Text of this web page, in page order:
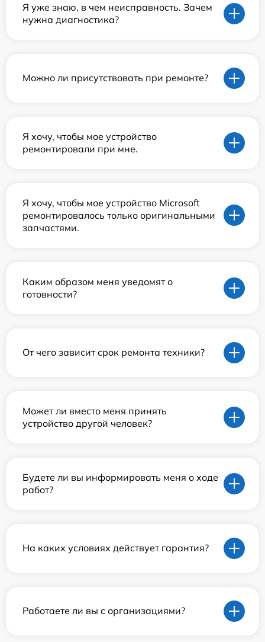
Я уже знаю, в чем неисправность. Зачем
нужна диагностика?
Можно ли присутствовать при ремонте?
Я хочу, чтобы мое устройство
ремонтировали при мне.
Я хочу, чтобы мое устройство Microsoft
ремонтировалось только оригинальными
запчастями.
Каким образом меня уведомят о
готовности?
От чего зависит срок ремонта техники?
Может ли вместо меня принять
устройство другой человек?
Будете ли вы информировать меня о ходе
работ?
На каких условиях действует гарантия?
Работаете ли вы с организациями?